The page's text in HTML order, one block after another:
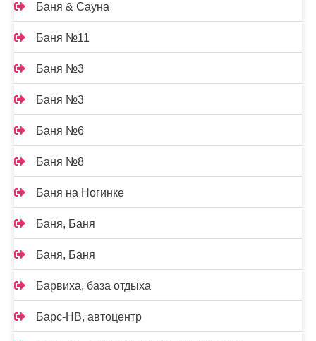
Баня & Сауна
Баня №11
Баня №3
Баня №3
Баня №6
Баня №8
Баня на Ногинке
Баня, Баня
Баня, Баня
Барвиха, база отдыха
Барс-НВ, автоцентр